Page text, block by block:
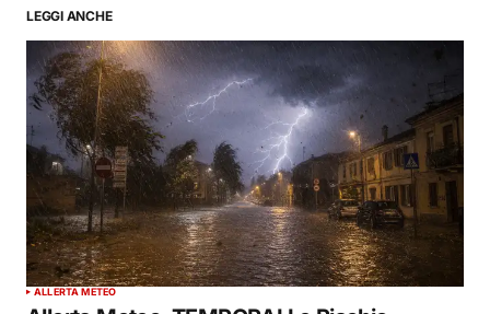
LEGGI ANCHE
ALLERTA METEO